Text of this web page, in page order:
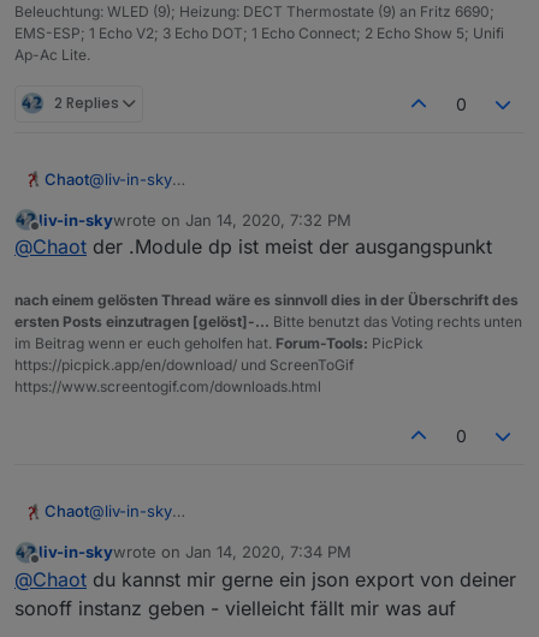
dein Script
Beleuchtung: WLED (9); Heizung: DECT Thermostate (9) an Fritz 6690;
EMS-ESP; 1 Echo V2; 3 Echo DOT; 1 Echo Connect; 2 Echo Show 5; Unifi
Ap-Ac Lite.
2 Replies 0
Chaot@liv-in-sky
zu Gange als sich alles aufgehängt hat, aber das hat
bestimmt irgendwelche anderen Gründe.
in der Tabelle geschrieben werden.
Wie identifizierst du die Module bzw. welcher
Datenpunkt wird für die Erkennung benötigt?
Offline
liv-in-skywrote on Jan 14, 2020, 7:32 PM
last edited by
@Chaot der .Module dp ist meist der ausgangspunkt
nach einem gelösten Thread wäre es sinnvoll dies in der Überschrift des
ersten Posts einzutragen [gelöst]-... Bitte benutzt das Voting rechts unten
im Beitrag wenn er euch geholfen hat. Forum-Tools: PicPick
https://picpick.app/en/download/ und ScreenToGif
https://www.screentogif.com/downloads.html
0
Chaot@liv-in-sky
zu Gange als sich alles aufgehängt hat, aber das hat
bestimmt irgendwelche anderen Gründe.
Jetzt muss ich mal schauen warum bei mir keine Daten
in der Tabelle geschrieben werden.
Offline
liv-in-skywrote on Jan 14, 2020, 7:34 PM
last edited by
@Chaot du kannst mir gerne ein json export von deiner
sonoff instanz geben - vielleicht fällt mir was auf